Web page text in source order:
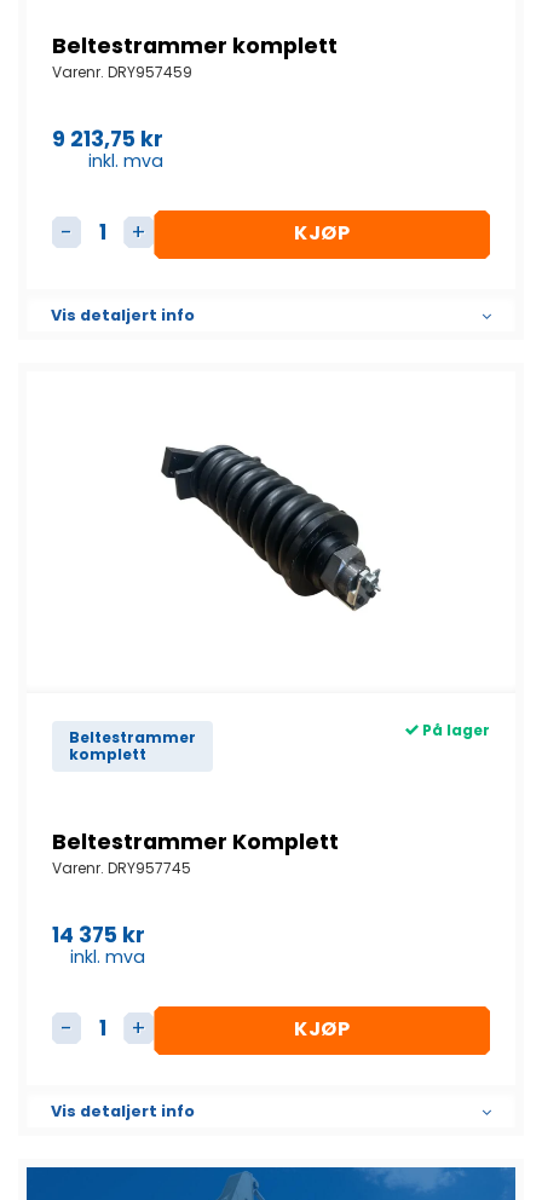
Beltestrammer komplett
Varenr. DRY957459
9 213,75 kr
inkl. mva
Beltestrammer komplett antall
KJØP
Vis detaljert info
Beltestrammer
komplett
På lager
Beltestrammer Komplett
Varenr. DRY957745
14 375 kr
inkl. mva
Beltestrammer Komplett antall
KJØP
Vis detaljert info